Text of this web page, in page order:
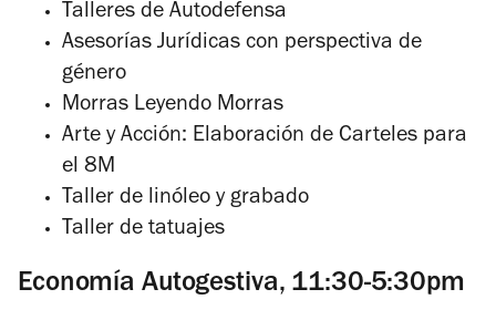
Talleres de Autodefensa
Asesorías Jurídicas con perspectiva de
género
Morras Leyendo Morras
Arte y Acción: Elaboración de Carteles para
el 8M
Taller de linóleo y grabado
Taller de tatuajes
Economía Autogestiva, 11:30-5:30pm